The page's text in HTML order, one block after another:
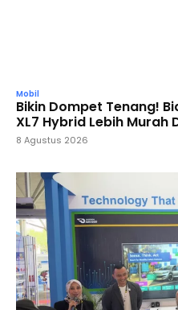
Mobil
Bikin Dompet Tenang!
XL7 Hybrid Lebih
8 Agustus 2026